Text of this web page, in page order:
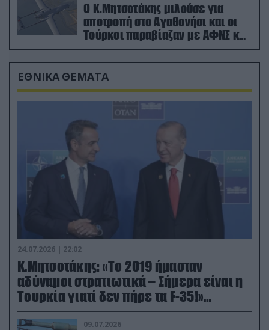
Ο Κ.Μητσοτάκης μιλούσε για
αποτροπή στο Αγαθονήσι και οι
Τούρκοι παραβίαζαν με ΑΦΝΣ και
drone
ΕΘΝΙΚΑ ΘΕΜΑΤΑ
24.07.2026 | 22:02
Κ.Μητσοτάκης: «Το 2019 ήμασταν
αδύναμοι στρατιωτικά – Σήμερα είναι η
Τουρκία γιατί δεν πήρε τα F-35!»
(βίντεο)
09.07.2026